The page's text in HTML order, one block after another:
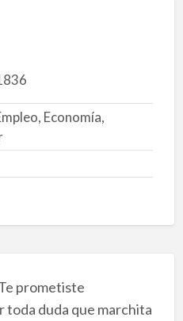
Economía,
prometiste
toda duda que marchita